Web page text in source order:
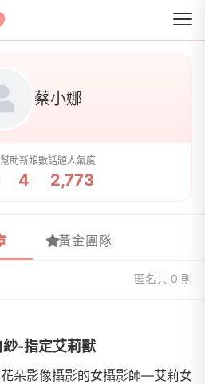
婚市集
蔡小娜
幫助新娘數
4
話題人氣度
2,773
黃金團隊
匿名共 0 則
-指定艾莉獸
朵影像攝影的女攝影師—艾莉女